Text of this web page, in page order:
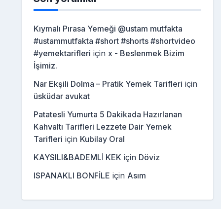
Kıymalı Pırasa Yemeği @ustam mutfakta
#ustammutfakta #short #shorts #shortvideo
#yemektarifleri için x - Beslenmek Bizim
İşimiz.
Nar Ekşili Dolma – Pratik Yemek Tarifleri için
üsküdar avukat
Patatesli Yumurta 5 Dakikada Hazırlanan
Kahvaltı Tarifleri Lezzete Dair Yemek
Tarifleri için Kubilay Oral
KAYSILI&BADEMLİ KEK için Döviz
ISPANAKLI BONFİLE için Asım